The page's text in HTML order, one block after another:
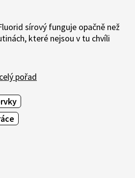
sírový funguje opačně než
které nejsou v tu chvíli
pořad